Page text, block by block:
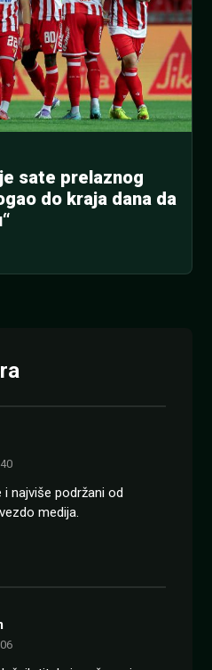
sate prelaznog
do kraja dana da
i najviše podržani od
medija.